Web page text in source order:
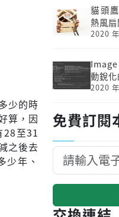
少的時
算，因
28至31
之後去
年、
貓頭
熱風
2020
動銳
2020
免費訂閱